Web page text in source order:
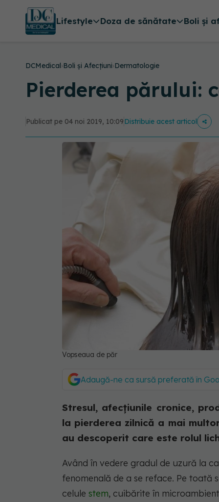
Lifestyle Doza de sănătate Boli și
DCMedical›Boli și Afecțiuni›Dermatologie
Pierderea părului:
Publicat pe 04 noi 2019, 10:09Distribuie acest articol
Vopseaua de păr
Adaugă-ne ca sursă preferată în
Stresul, afecțiunile cronice,
la pierderea zilnică a mai
au descoperit care este rolul
Având în vedere gradul de uzură la
fenomenală de a se reface. Pe
celule stem, cuibărite în